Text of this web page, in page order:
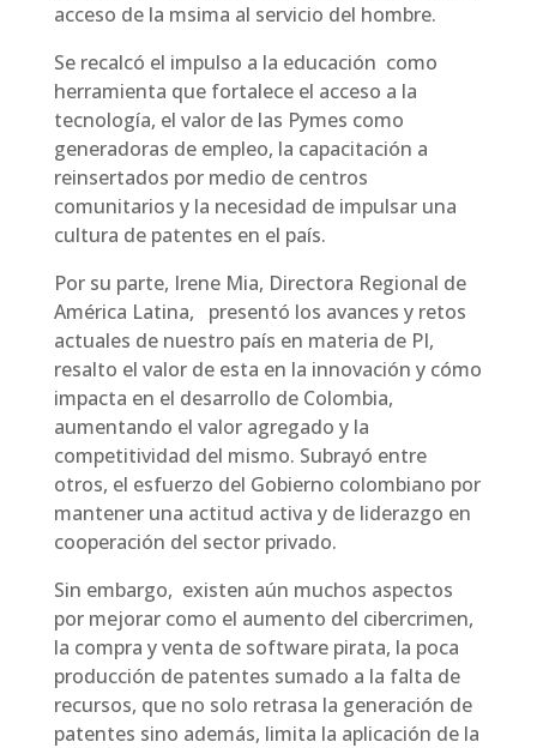
acceso de la msima al servicio del hombre.
Se recalcó el impulso a la educación como
herramienta que fortalece el acceso a la
tecnología, el valor de las Pymes como
generadoras de empleo, la capacitación a
reinsertados por medio de centros
comunitarios y la necesidad de impulsar una
cultura de patentes en el país.
Por su parte, Irene Mia, Directora Regional de
América Latina, presentó los avances y retos
actuales de nuestro país en materia de PI,
resalto el valor de esta en la innovación y cómo
impacta en el desarrollo de Colombia,
aumentando el valor agregado y la
competitividad del mismo. Subrayó entre
otros, el esfuerzo del Gobierno colombiano por
mantener una actitud activa y de liderazgo en
cooperación del sector privado.
Sin embargo, existen aún muchos aspectos
por mejorar como el aumento del cibercrimen,
la compra y venta de software pirata, la poca
producción de patentes sumado a la falta de
recursos, que no solo retrasa la generación de
patentes sino además, limita la aplicación de la